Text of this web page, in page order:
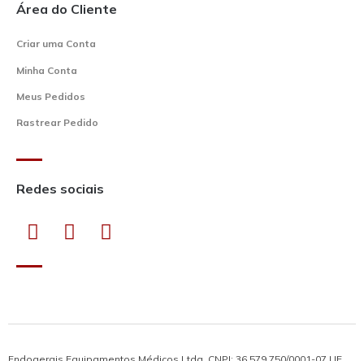
Área do Cliente
Criar uma Conta
Minha Conta
Meus Pedidos
Rastrear Pedido
Redes sociais